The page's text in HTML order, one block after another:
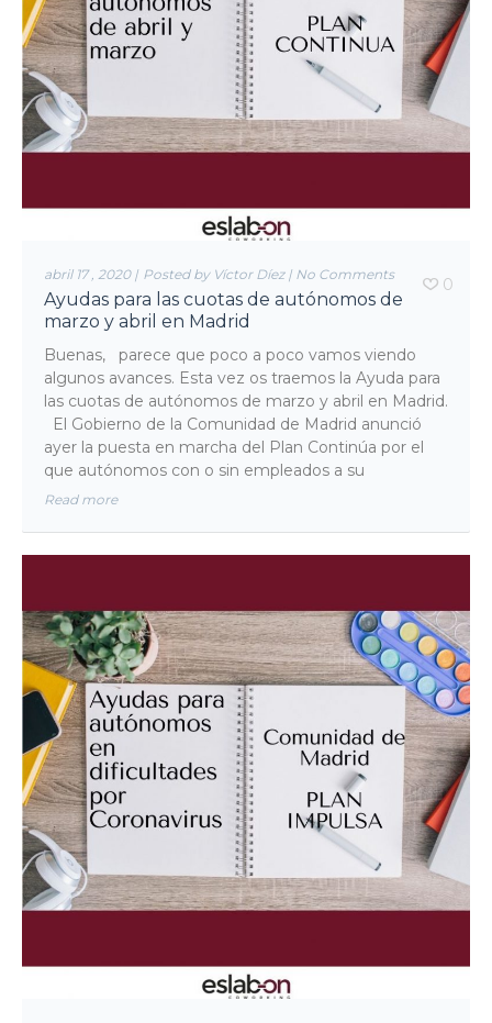
abril 17 , 2020| Posted by Víctor Díez| No Comments
Ayudas para las cuotas de autónomos de
marzo y abril en Madrid
Buenas, parece que poco a poco vamos viendo
algunos avances. Esta vez os traemos la Ayuda para
las cuotas de autónomos de marzo y abril en Madrid.
El Gobierno de la Comunidad de Madrid anunció
ayer la puesta en marcha del Plan Continúa por el
que autónomos con o sin empleados a su
Read more
0